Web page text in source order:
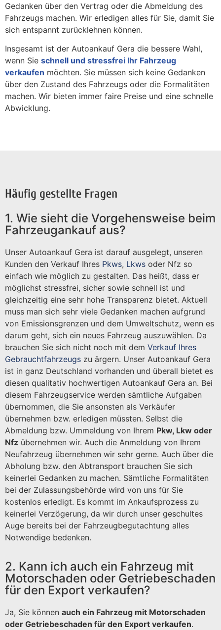
Gedanken über den Vertrag oder die Abmeldung des
Fahrzeugs machen. Wir erledigen alles für Sie, damit Sie
sich entspannt zurücklehnen können.
Insgesamt ist der Autoankauf Gera die bessere Wahl,
wenn Sie schnell und stressfrei Ihr Fahrzeug
verkaufen möchten. Sie müssen sich keine Gedanken
über den Zustand des Fahrzeugs oder die Formalitäten
machen. Wir bieten immer faire Preise und eine schnelle
Abwicklung.
Häufig gestellte Fragen
1. Wie sieht die Vorgehensweise beim
Fahrzeugankauf aus?
Unser Autoankauf Gera ist darauf ausgelegt, unseren
Kunden den Verkauf Ihres Pkws, Lkws oder Nfz so
einfach wie möglich zu gestalten. Das heißt, dass er
möglichst stressfrei, sicher sowie schnell ist und
gleichzeitig eine sehr hohe Transparenz bietet. Aktuell
muss man sich sehr viele Gedanken machen aufgrund
von Emissionsgrenzen und dem Umweltschutz, wenn es
darum geht, sich ein neues Fahrzeug auszuwählen. Da
brauchen Sie sich nicht noch mit dem Verkauf Ihres
Gebrauchtfahrzeugs zu ärgern. Unser Autoankauf Gera
ist in ganz Deutschland vorhanden und überall bietet es
diesen qualitativ hochwertigen Autoankauf Gera an. Bei
diesem Fahrzeugservice werden sämtliche Aufgaben
übernommen, die Sie ansonsten als Verkäufer
übernehmen bzw. erledigen müssten. Selbst die
Abmeldung bzw. Ummeldung von Ihrem Pkw, Lkw oder
Nfz übernehmen wir. Auch die Anmeldung von Ihrem
Neufahrzeug übernehmen wir sehr gerne. Auch über die
Abholung bzw. den Abtransport brauchen Sie sich
keinerlei Gedanken zu machen. Sämtliche Formalitäten
bei der Zulassungsbehörde wird von uns für Sie
kostenlos erledigt. Es kommt im Ankaufsprozess zu
keinerlei Verzögerung, da wir durch unser geschultes
Auge bereits bei der Fahrzeugbegutachtung alles
Notwendige bedenken.
2. Kann ich auch ein Fahrzeug mit
Motorschaden oder Getriebeschaden
für den Export verkaufen?
Ja, Sie können auch ein Fahrzeug mit Motorschaden
oder Getriebeschaden für den Export verkaufen.